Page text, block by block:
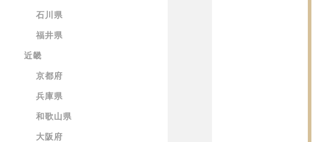
石川県
福井県
近畿
京都府
兵庫県
和歌山県
大阪府